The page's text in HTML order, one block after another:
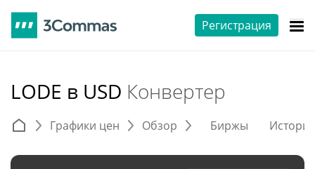
Регистрация
LODE в USD Конвертер
Графики цен Обзор Биржы